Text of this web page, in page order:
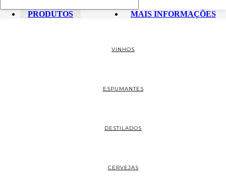
PRODUTOS MAIS INFORMAÇÕES
VINHOS
ESPUMANTES
DESTILADOS
CERVEJAS